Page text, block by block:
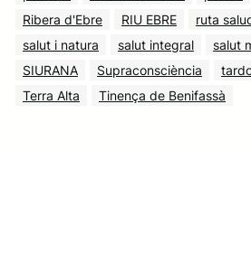
Ribera d'Ebre
RIU EBRE
ruta
salut i natura
salut integral
salut
SIURANA
Supraconsciència
Terra Alta
Tinença de Benifassà